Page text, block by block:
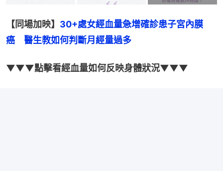
【同場加映】 30+處女經血量急增確診患子宮內膜
癌　醫生教如何判斷月經量過多
▼▼▼點擊看經血量如何反映身體狀況▼▼▼